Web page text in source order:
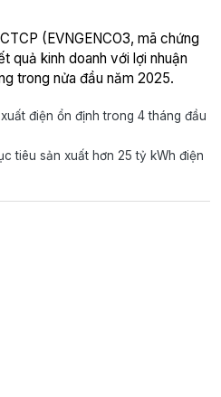
(EVNGENCO3, mã chứng
quả kinh doanh với lợi nhuận
trong nửa đầu năm 2025.
điện ổn định trong 4 tháng đầu
tiêu sản xuất hơn 25 tỷ kWh điện